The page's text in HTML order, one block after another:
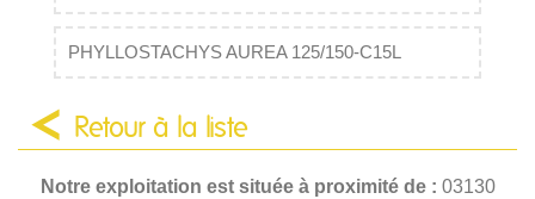
PHYLLOSTACHYS AUREA 125/150-C15L
Retour à la liste
Notre exploitation est située à proximité de : 03130